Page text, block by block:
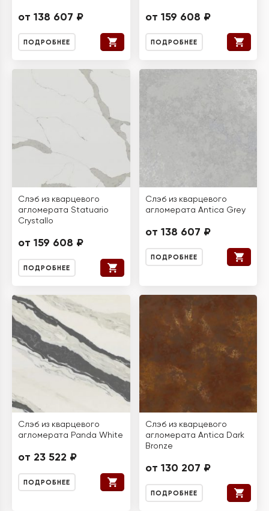
от 138 607 ₽
ПОДРОБНЕЕ
от 159 608 ₽
ПОДРОБНЕЕ
Слэб из кварцевого
агломерата Statuario
Crystallo
от 159 608 ₽
ПОДРОБНЕЕ
Слэб из кварцевого
агломерата Antica Grey
от 138 607 ₽
ПОДРОБНЕЕ
Слэб из кварцевого
агломерата Panda White
от 23 522 ₽
ПОДРОБНЕЕ
Слэб из кварцевого
агломерата Antica Dark
Bronze
от 130 207 ₽
ПОДРОБНЕЕ